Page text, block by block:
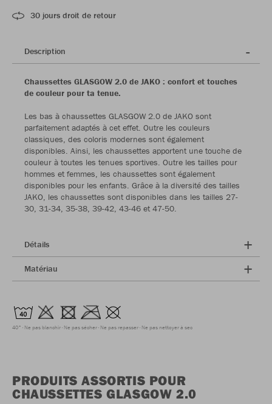
30 jours droit de retour
Description
Chaussettes GLASGOW 2.0 de JAKO : confort et touches
de couleur pour ta tenue.
Les bas à chaussettes GLASGOW 2.0 de JAKO sont
parfaitement adaptés à cet effet. Outre les couleurs
classiques, des coloris modernes sont également
disponibles. Ainsi, les chaussettes apportent une touche de
couleur à toutes les tenues sportives. Outre les tailles pour
hommes et femmes, les chaussettes sont également
disponibles pour les enfants. Grâce à la diversité des tailles
JAKO, les chaussettes sont disponibles dans les tailles 27-
30, 31-34, 35-38, 39-42, 43-46 et 47-50.
Détails
Matériau
40° Ne pas blanchir Ne pas sécher Ne pas repasser Ne pas nettoyer à sec
PRODUITS ASSORTIS POUR
CHAUSSETTES GLASGOW 2.0